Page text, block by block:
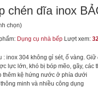
chén dĩa inox
chọn)
Dụng cụ nhà bếp Lượt xem:
: inox 304 không gỉ sét, ố vàng.
lực lớn, khó bị bóp mẽo, gãy, các
thêm kệ hứng nước ở phía dưới
minh và nhiều công dụng